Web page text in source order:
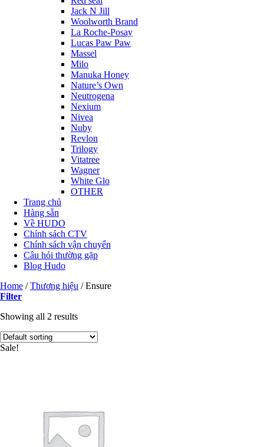
Jack N Jill
Woolworth Brand
La Roche-Posay
Lucas Paw Paw
Massel
Milo
Manuka Honey
Nature’s Own
Neutrogena
Nexium
Nivea
Nuby
Revlon
Trilogy
Vitatree
Wagner
White Glo
OTHER
Trang chủ
Hàng sẵn
Về HUDO
Chính sách CTV
Chính sách vận chuyển
Câu hỏi thường gặp
Blog Hudo
Home / Thương hiệu /Ensure
Filter
Showing all 2 results
Sale!